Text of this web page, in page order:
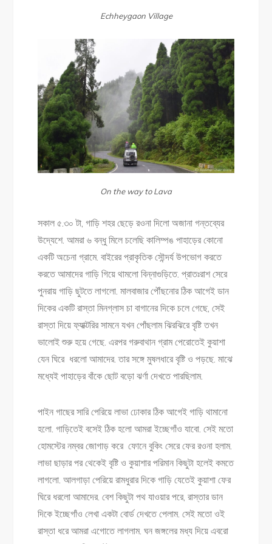
k
n
Echheygaon Village
On the way to Lava
সকাল ৫.৩০ টা, গাড়ি শহর ছেড়ে রওনা দিলো অজানা গন্তব্যের
উদ্যেশে. আমরা ৬ বন্ধু মিলে চলেছি কালিম্পঙ পাহাড়ের কোনো
একটি অচেনা গ্রামে. বাইরের প্রাকৃতিক সৌন্দর্য উপভোগ করতে
করতে আমাদের গাড়ি গিয়ে থামলো বিন্নাগুড়িতে. প্রাতঃরাশ সেরে
পুনরায় গাড়ি ছুটতে লাগলো. মালবাজার পৌঁছনোর ঠিক আগেই ডান
দিকের একটি রাস্তা মিনগ্লাস চা বাগানের দিকে চলে গেছে, সেই
রাস্তা দিয়ে ফ্যাক্টরির সামনে যখন পোঁছলাম ঝিরঝিরে বৃষ্টি তখন
ভালোই শুরু হয়ে গেছে. এরপর গরুবাথান গ্রাম পেরোতেই কুয়াশা
যেন ঘিরে ধরলো আমাদের. তার সঙ্গে মুষলধারে বৃষ্টি ও পড়ছে. মাঝে
মধ্যেই পাহাড়ের বাঁকে ছোট বড়ো ঝর্ণা দেখতে পারছিলাম.
পাইন গাছের সারি পেরিয়ে লাভা ঢোকার ঠিক আগেই গাড়ি থামানো
হলো. গাড়িতেই বসেই ঠিক হলো আমরা ইচ্ছেগাঁও যাবো. সেই মতো
হোমস্টের নম্বর জোগাড় করে ফোনে বুকিং সেরে ফের রওনা হলাম.
লাভা ছাড়ার পর থেকেই বৃষ্টি ও কুয়াশার পরিমান কিছুটা হলেই কমতে
লাগলো. আলগাড়া পেরিয়ে রামধুরার দিকে গাড়ি যেতেই কুয়াশা ফের
ঘিরে ধরলো আমাদের. বেশ কিছুটা পথ যাওয়ার পরে, রাস্তার ডান
দিকে ইচ্ছেগাঁও লেখা একটা বোর্ড দেখতে পেলাম. সেই মতো ওই
রাস্তা ধরে আমরা এগোতে লাগলাম. ঘন জঙ্গলের মধ্য দিয়ে এবরো